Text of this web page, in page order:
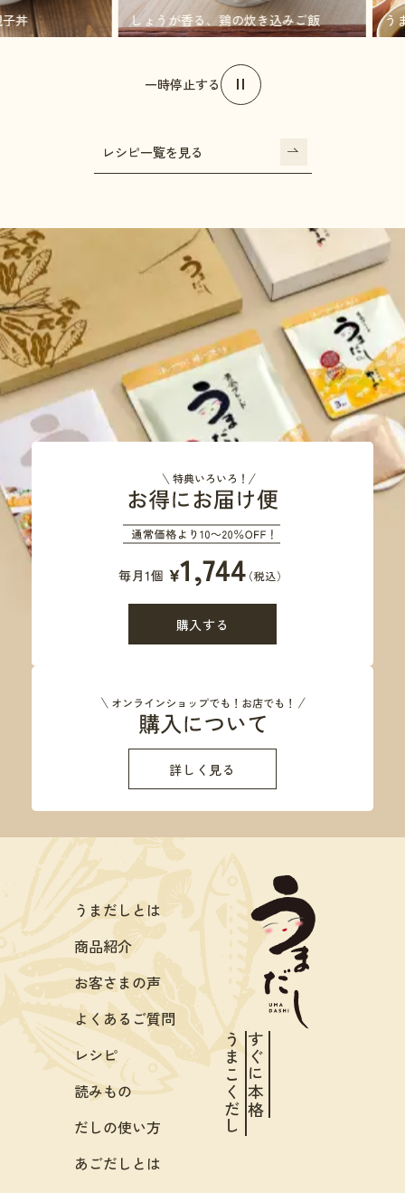
親子丼 しょうが香る、鶏の炊き込みご飯
一時停止する
レシピ一覧を見る
購入する
詳しく見る
すぐに本格
うまこくだし
うまだしとは
商品紹介
お客さまの声
よくあるご質問
レシピ
読みもの
だしの使い方
あごだしとは